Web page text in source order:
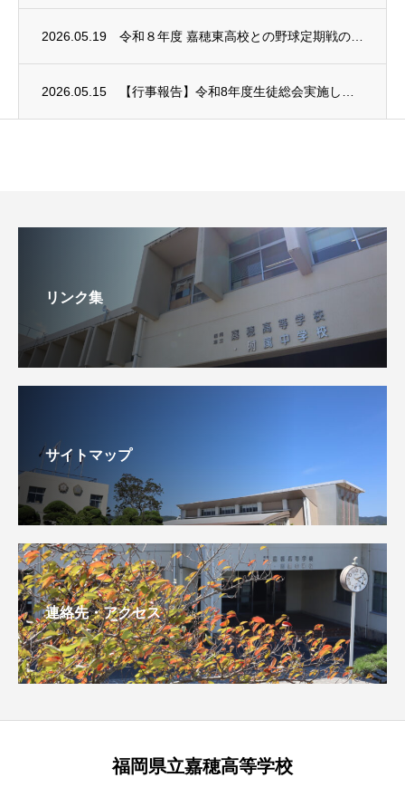
2026.05.19 令和８年度 嘉穂東高校との野球定期戦の中止について
2026.05.15 【行事報告】令和8年度生徒総会実施しました
リンク集
サイトマップ
連絡先・アクセス
福岡県立嘉穂高等学校